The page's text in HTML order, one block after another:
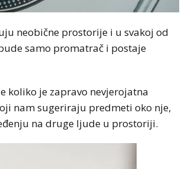
neobične prostorije i u svakoj od
samo promatrač i postaje
koliko je zapravo nevjerojatna
nam sugeriraju predmeti oko nje,
na druge ljude u prostoriji.